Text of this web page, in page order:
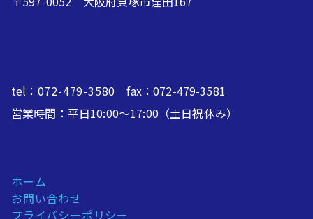
tel： 072-479-3580 fax：072-479-3581
営業時間：平日10:00～17:00（土日祝休み）
ホーム
お問い合わせ
プライバシーポリシー